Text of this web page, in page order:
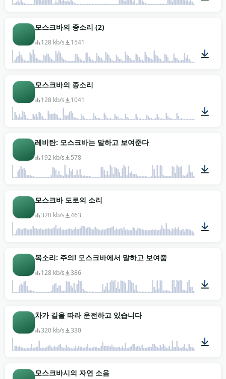
마라면 안뜰 테이크가 대사 아래 아름답게 자리해요. 공
든 개인이든 무료 다운로드, 라이선스 추적 없이. 저작권
없는 MP3.
모스크바의 종소리 (2)
128 kb/s 1541
모스크바의 종소리
128 kb/s 1041
레비탄: 모스크바는 말하고 보여준다
192 kb/s 578
모스크바 도로의 소리
320 kb/s 463
목소리: 주의! 모스크바에서 말하고 보여줌
128 kb/s 386
차가 길을 따라 운전하고 있습니다
320 kb/s 330
모스크바시의 자연 소음